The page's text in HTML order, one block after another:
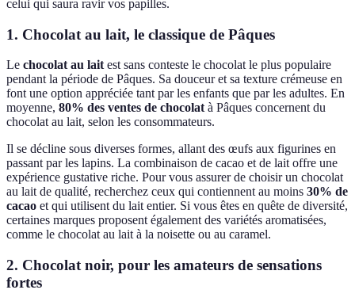
celui qui saura ravir vos papilles.
1. Chocolat au lait, le classique de Pâques
Le chocolat au lait est sans conteste le chocolat le plus populaire
pendant la période de Pâques. Sa douceur et sa texture crémeuse en
font une option appréciée tant par les enfants que par les adultes. En
moyenne, 80% des ventes de chocolat à Pâques concernent du
chocolat au lait, selon les consommateurs.
Il se décline sous diverses formes, allant des œufs aux figurines en
passant par les lapins. La combinaison de cacao et de lait offre une
expérience gustative riche. Pour vous assurer de choisir un chocolat
au lait de qualité, recherchez ceux qui contiennent au moins 30% de
cacao et qui utilisent du lait entier. Si vous êtes en quête de diversité,
certaines marques proposent également des variétés aromatisées,
comme le chocolat au lait à la noisette ou au caramel.
2. Chocolat noir, pour les amateurs de sensations
fortes